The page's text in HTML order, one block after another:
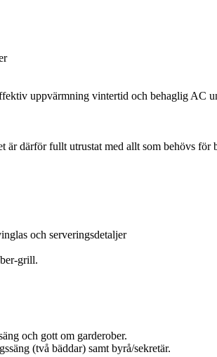
uppvärmning vintertid och behaglig AC
är därför fullt utrustat med allt som behövs för
och serveringsdetaljer
grill.
och gott om garderober.
(två bäddar) samt byrå/sekretär.